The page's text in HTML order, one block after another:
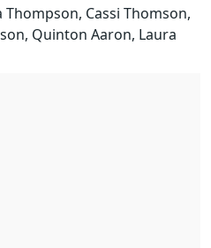
Thompson, Cassi Thomson,
Quinton Aaron, Laura